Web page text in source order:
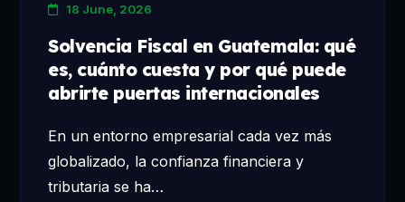
18 June, 2026
Solvencia Fiscal en Guatemala: qué
es, cuánto cuesta y por qué puede
abrirte puertas internacionales
En un entorno empresarial cada vez más
globalizado, la confianza financiera y
tributaria se ha…